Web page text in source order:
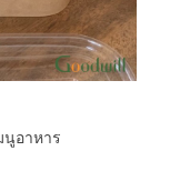
นูอาหาร